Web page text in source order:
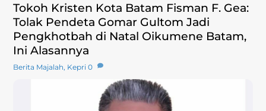
Tokoh Kristen Kota Batam Fisman F. Gea:
Tolak Pendeta Gomar Gultom Jadi
Pengkhotbah di Natal Oikumene Batam,
Ini Alasannya
Berita Majalah, Kepri 0